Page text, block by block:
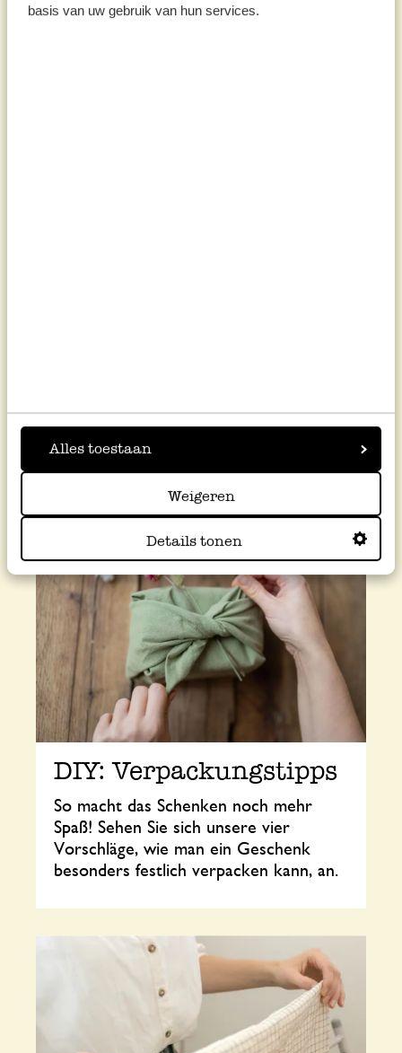
basis van uw gebruik van hun services.
Alles toestaan
Weigeren
Details tonen
die Fleckenseife sowie Spül- und
mehr.
DIY: Verpackungstipps
So macht das Schenken noch mehr
Spaß! Sehen Sie sich unsere vier
Vorschläge, wie man ein Geschenk
besonders festlich verpacken kann, an.